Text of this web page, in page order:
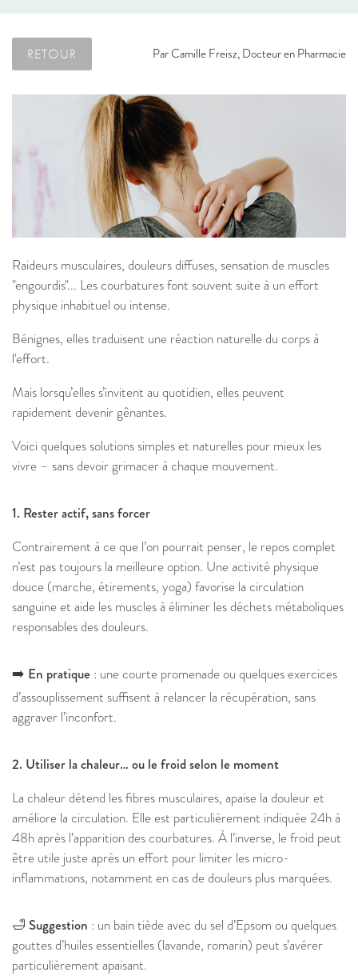
RETOUR ParCamille Freisz, Docteur en Pharmacie
Raideurs musculaires, douleurs diffuses, sensation de muscles
"engourdis"... Les courbatures font souvent suite à un effort
physique inhabituel ou intense.
Bénignes, elles traduisent une réaction naturelle du corps à
l'effort.
Mais lorsqu’elles s’invitent au quotidien, elles peuvent
rapidement devenir gênantes.
Voici quelques solutions simples et naturelles pour mieux les
vivre – sans devoir grimacer à chaque mouvement.
1. Rester actif, sans forcer
Contrairement à ce que l’on pourrait penser, le repos complet
n’est pas toujours la meilleure option. Une activité physique
douce (marche, étirements, yoga) favorise la circulation
sanguine et aide les muscles à éliminer les déchets métaboliques
responsables des douleurs.
➡️ En pratique : une courte promenade ou quelques exercices
d’assouplissement suffisent à relancer la récupération, sans
aggraver l’inconfort.
2. Utiliser la chaleur… ou le froid selon le moment
La chaleur détend les fibres musculaires, apaise la douleur et
améliore la circulation. Elle est particulièrement indiquée 24h à
48h après l’apparition des courbatures. À l’inverse, le froid peut
être utile juste après un effort pour limiter les micro-
inflammations, notamment en cas de douleurs plus marquées.
🛁 Suggestion : un bain tiède avec du sel d’Epsom ou quelques
gouttes d’huiles essentielles (lavande, romarin) peut s’avérer
particulièrement apaisant.